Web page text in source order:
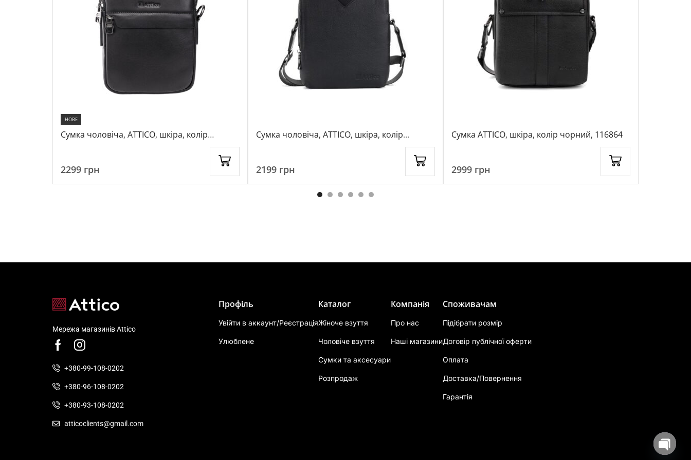
НОВЕ
Сумка чоловіча, ATTICO, шкіра, колір
2299 грн
Сумка чоловіча, ATTICO, шкіра, колір
2199 грн
Сумка ATTICO, шкіра, колір чорний, 116864
2999 грн
Мережа магазинів Attico
+380-99-108-0202
+380-96-108-0202
+380-93-108-0202
atticoclients@gmail.com
Профіль
Увійти в аккаунт/Реєстрація
Улюблене
Каталог
Жіноче взуття
Чоловіче взуття
Сумки та аксесуари
Розпродаж
Компанія
Про нас
Наші магазини
Споживачам
Підібрати розмір
Договір публічної оферти
Оплата
Доставка/Повернення
Гарантія